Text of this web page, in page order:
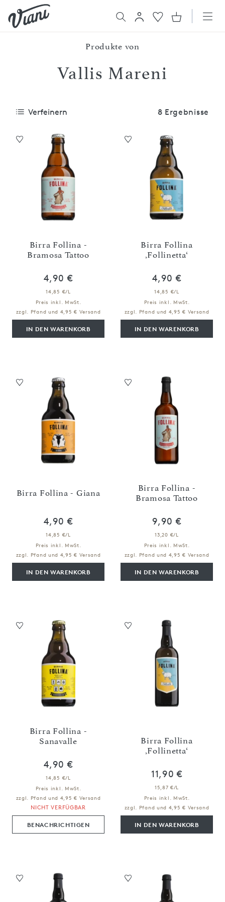
Produkte von
Vallis Mareni
Verfeinern 8 Ergebnisse
Birra Follina -
Bramosa Tattoo
4,90 €
14,85 €/L
Preis inkl. MwSt.
zzgl. Pfand und 4,95 € Versand
IN DEN WARENKORB
Birra Follina
‚Follinetta‘
4,90 €
14,85 €/L
Preis inkl. MwSt.
zzgl. Pfand und 4,95 € Versand
IN DEN WARENKORB
Birra Follina - Giana
4,90 €
14,85 €/L
Preis inkl. MwSt.
zzgl. Pfand und 4,95 € Versand
IN DEN WARENKORB
Birra Follina -
Bramosa Tattoo
9,90 €
13,20 €/L
Preis inkl. MwSt.
zzgl. Pfand und 4,95 € Versand
IN DEN WARENKORB
Birra Follina -
Sanavalle
4,90 €
14,85 €/L
Preis inkl. MwSt.
zzgl. Pfand und 4,95 € Versand
NICHT VERFÜGBAR
BENACHRICHTIGEN
Birra Follina
‚Follinetta‘
11,90 €
15,87 €/L
Preis inkl. MwSt.
zzgl. Pfand und 4,95 € Versand
IN DEN WARENKORB